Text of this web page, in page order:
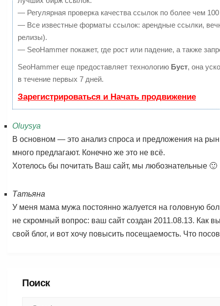
— Регулярная проверка качества ссылок по более чем
— Все известные форматы ссылок: арендные ссылки,
релизы).
— SeoHammer покажет, где рост или падение, а также
SeoHammer еще предоставляет технологию Буст, она
в течение первых 7 дней.
Зарегистрироваться и Начать продвижение
Oluysya
В основном — это анализ спроса и предложения на
много предлагают. Конечно же это не всё.
Хотелось бы почитать Ваш сайт, мы любознательные 🙂
Татьяна
У меня мама мужа постоянно жалуется на головную
не скромный вопрос: ваш сайт создан 2011.08.13. Как
свой блог, и вот хочу повысить посещаемость. Что
Поиск